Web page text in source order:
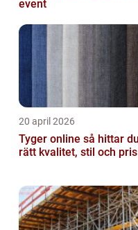
event
20 april 2026
Tyger online så hittar du
rätt kvalitet, stil och pris